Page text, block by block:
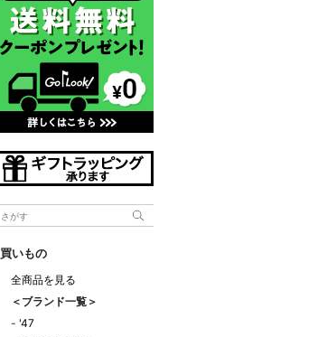
買いもの
全商品を見る
＜ブランド一覧＞
- '47